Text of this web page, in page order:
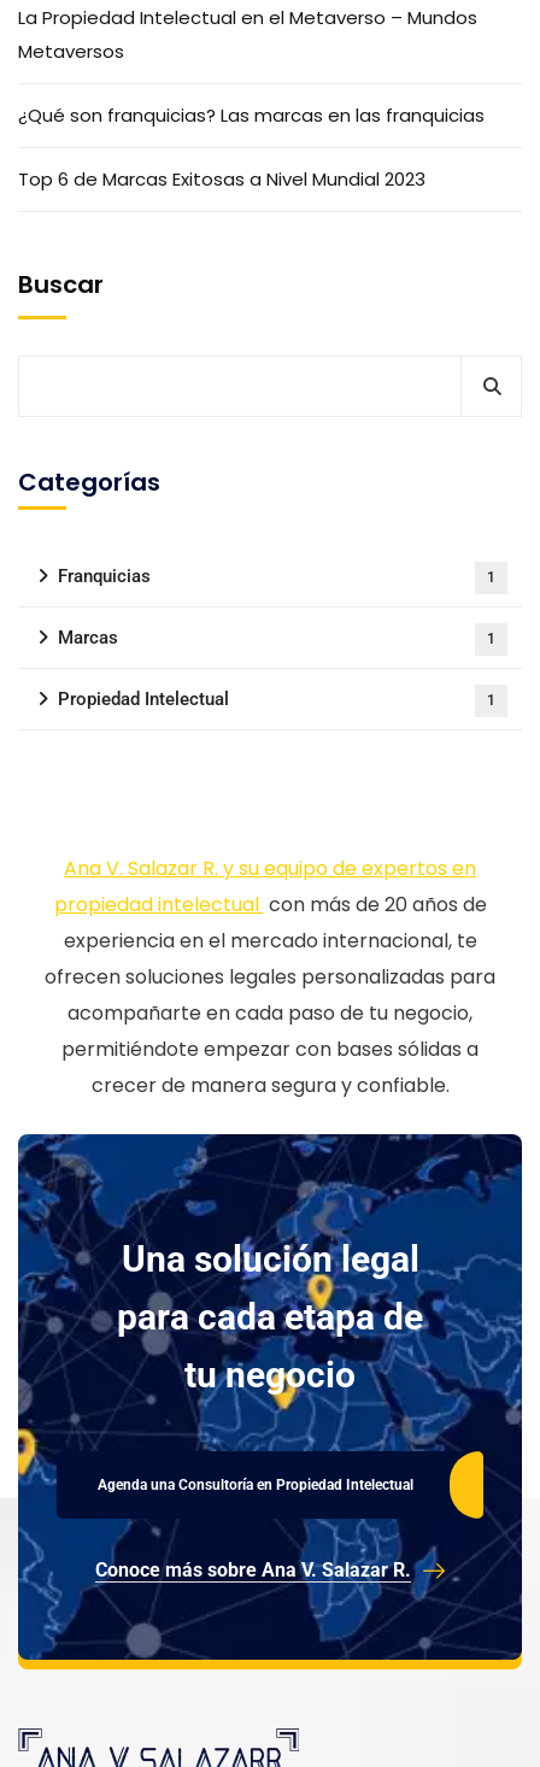
La Propiedad Intelectual en el Metaverso – Mundos
Metaversos
¿Qué son franquicias? Las marcas en las franquicias
Top 6 de Marcas Exitosas a Nivel Mundial 2023
Buscar
Categorías
Franquicias 1
Marcas 1
Propiedad Intelectual 1
Ana V. Salazar R. y su equipo de expertos en
propiedad intelectual con más de 20 años de
experiencia en el mercado internacional, te
ofrecen soluciones legales personalizadas para
acompañarte en cada paso de tu negocio,
permitiéndote empezar con bases sólidas a
crecer de manera segura y confiable.
Una solución legal
para cada etapa de
tu negocio
Agenda una Consultoría en Propiedad Intelectual
Conoce más sobre Ana V. Salazar R.